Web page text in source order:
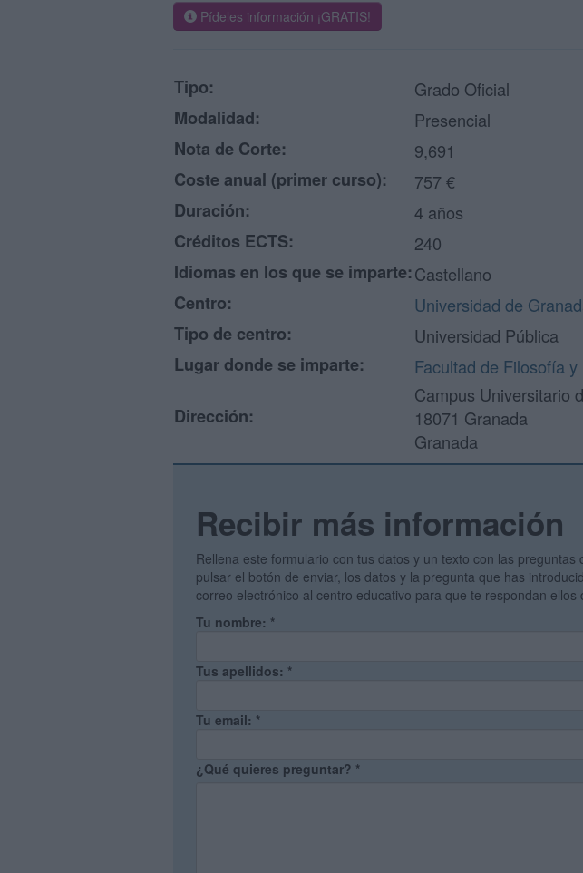
Pídeles información ¡GRATIS!
Tipo:
Grado Oficial
Modalidad:
Presencial
Nota de Corte:
9,691
Coste anual (primer curso):
757 €
Duración:
4 años
Créditos ECTS:
240
Idiomas en los que se imparte:Castellano
Centro:
Universidad de
Tipo de centro:
Universidad Pública
Lugar donde se imparte:
Facultad de Filosofía y
Dirección:
Campus Universitario
18071 Granada
Granada
Recibir más información
Rellena este formulario con tus datos y un texto con las preguntas
pulsar el botón de enviar, los datos y la pregunta que has
correo electrónico al centro educativo para que te respondan ellos
Tu nombre: *
Tus apellidos: *
Tu email: *
¿Qué quieres preguntar? *